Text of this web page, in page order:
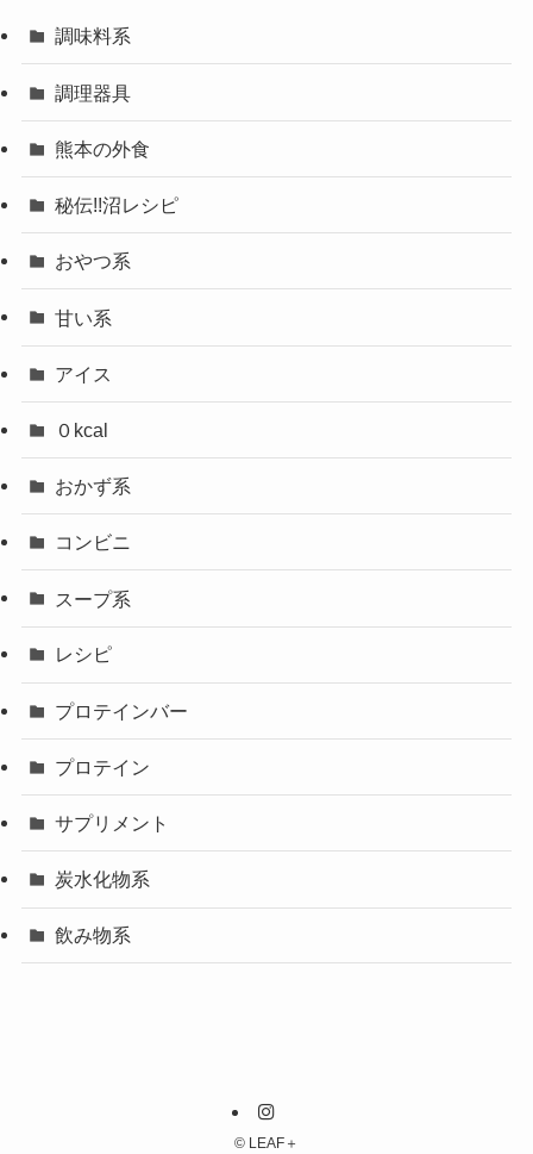
調味料系
調理器具
熊本の外食
秘伝!!沼レシピ
おやつ系
甘い系
アイス
０kcal
おかず系
コンビニ
スープ系
レシピ
プロテインバー
プロテイン
サプリメント
炭水化物系
飲み物系
© LEAF＋